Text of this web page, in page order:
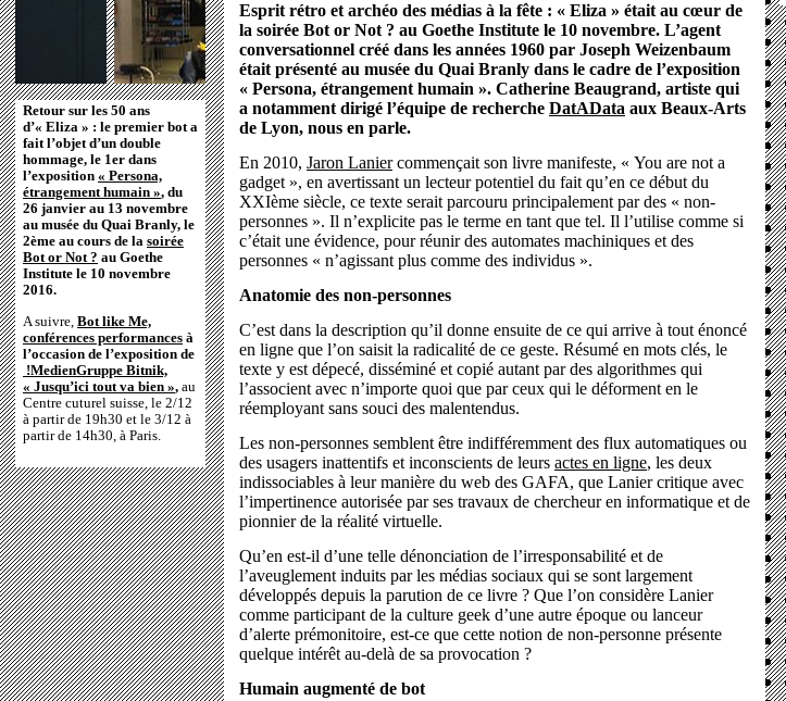
Retour sur les 50 ans
d’« Eliza » : le premier bot a
fait l’objet d’un double
hommage, le 1er dans
l’exposition « Persona,
étrangement humain », du
26 janvier au 13 novembre
au musée du Quai Branly, le
2ème au cours de la soirée
Bot or Not ? au Goethe
Institute le 10 novembre
2016.
A suivre, Bot like Me,
conférences performances à
l’occasion de l’exposition de
!MedienGruppe Bitnik,
« Jusqu’ici tout va bien », au
Centre cuturel suisse, le 2/12
à partir de 19h30 et le 3/12 à
partir de 14h30, à Paris.
Esprit rétro et archéo des médias à la fête : « Eliza » était au cœur de
la soirée Bot or Not ? au Goethe Institute le 10 novembre. L’agent
conversationnel créé dans les années 1960 par Joseph Weizenbaum
était présenté au musée du Quai Branly dans le cadre de l’exposition
« Persona, étrangement humain ». Catherine Beaugrand, artiste qui
a notamment dirigé l’équipe de recherche DatAData aux Beaux-Arts
de Lyon, nous en parle.
En 2010, Jaron Laniercommençait son livre manifeste, « You are not a
gadget », en avertissant un lecteur potentiel du fait qu’en ce début du
XXIème siècle, ce texte serait parcouru principalement par des « non-
personnes ». Il n’explicite pas le terme en tant que tel. Il l’utilise comme si
c’était une évidence, pour réunir des automates machiniques et des
personnes « n’agissant plus comme des individus ».
Anatomie des non-personnes
C’est dans la description qu’il donne ensuite de ce qui arrive à tout énoncé
en ligne que l’on saisit la radicalité de ce geste. Résumé en mots clés, le
texte y est dépecé, disséminé et copié autant par des algorithmes qui
l’associent avec n’importe quoi que par ceux qui le déforment en le
réemployant sans souci des malentendus.
Les non-personnes semblent être indifféremment des flux automatiques ou
des usagers inattentifs et inconscients de leurs actes en ligne, les deux
indissociables à leur manière du web des GAFA, que Lanier critique avec
l’impertinence autorisée par ses travaux de chercheur en informatique et de
pionnier de la réalité virtuelle.
Qu’en est-il d’une telle dénonciation de l’irresponsabilité et de
l’aveuglement induits par les médias sociaux qui se sont largement
développés depuis la parution de ce livre ? Que l’on considère Lanier
comme participant de la culture geek d’une autre époque ou lanceur
d’alerte prémonitoire, est-ce que cette notion de non-personne présente
quelque intérêt au-delà de sa provocation ?
Humain augmenté de bot